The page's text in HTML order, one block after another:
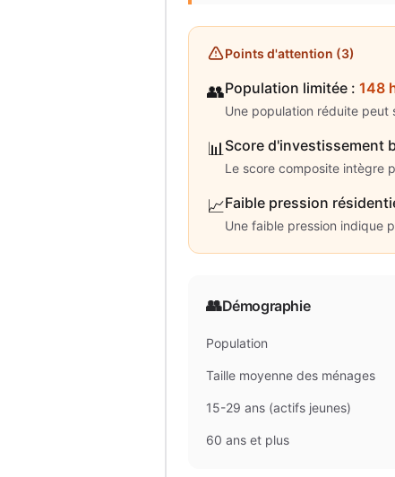
Points d'attention (3)
👥Population limitée : 148
Une population réduite peut
📊Score d'investissement
Le score composite intègre
📈Faible pression
Une faible pression indique
👥Démographie
Population
Taille moyenne des ménages
15-29 ans (actifs jeunes)
60 ans et plus